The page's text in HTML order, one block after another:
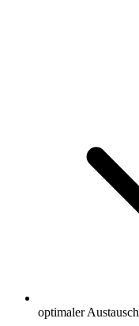
optimaler Austausch